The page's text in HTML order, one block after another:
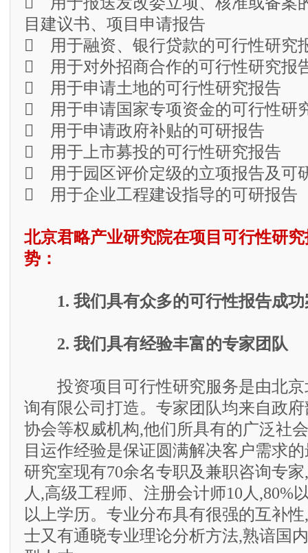
目建议书、项目申请报告
 用于融资、银行贷款的可行性研究
 用于对外招商合作的可行性研究报
 用于申请土地的可行性研究报告
 用于申请国家专项资金的可行性研
 用于申请政府补贴的可研报告
 用于上市募投的可行性研究报告
 用于园区评价定级的立项报告及可
 用于企业工程建设指导的可研报告
北京君略产业研究院在项目可行性研
势：
1. 我们具有众多的可行性报告成功
2. 我们具有经验丰富的专家团队
投资项目可行性研究服务是由北京
询有限公司打造。专家团队均来自政
协会等权威机构,他们所具有的广泛社
目运作经验是保证圆满解决客户需求
研究室现有70余名专职及兼职咨询专
人,高级工程师、注册会计师10人,80%
以上学历。专业分布具有很强的互补
士又有通晓专业理论分析方法,熟谙国